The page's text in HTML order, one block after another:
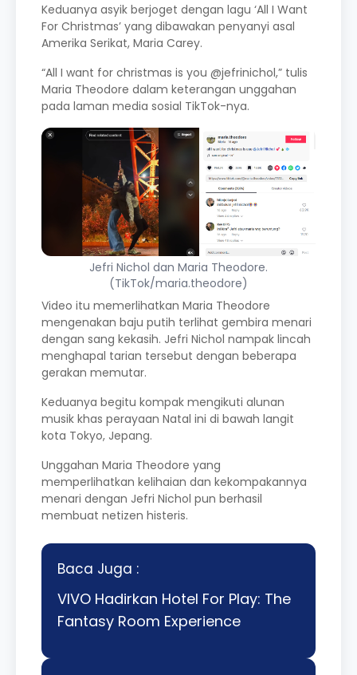
Keduanya asyik berjoget dengan lagu ‘All I Want
For Christmas’ yang dibawakan penyanyi asal
Amerika Serikat, Maria Carey.
“All I want for christmas is you @jefrinichol,” tulis
Maria Theodore dalam keterangan unggahan
pada laman media sosial TikTok-nya.
Jefri Nichol dan Maria Theodore.
(TikTok/maria.theodore)
Video itu memerlihatkan Maria Theodore
mengenakan baju putih terlihat gembira menari
dengan sang kekasih. Jefri Nichol nampak lincah
menghapal tarian tersebut dengan beberapa
gerakan memutar.
Keduanya begitu kompak mengikuti alunan
musik khas perayaan Natal ini di bawah langit
kota Tokyo, Jepang.
Unggahan Maria Theodore yang
memperlihatkan kelihaian dan kekompakannya
menari dengan Jefri Nichol pun berhasil
membuat netizen histeris.
Baca Juga :
VIVO Hadirkan Hotel For Play: The
Fantasy Room Experience